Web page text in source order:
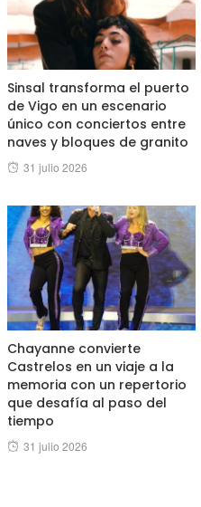
Sinsal transforma el puerto
de Vigo en un escenario
único con conciertos entre
naves y bloques de granito
Posted
31 julio 2026
Chayanne convierte
Castrelos en un viaje a la
memoria con un repertorio
que desafía al paso del
tiempo
Posted
31 julio 2026